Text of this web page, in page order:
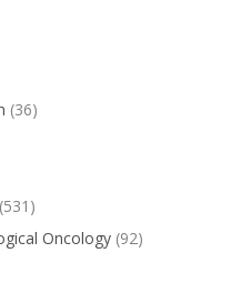
(36)
(531)
Oncology (92)